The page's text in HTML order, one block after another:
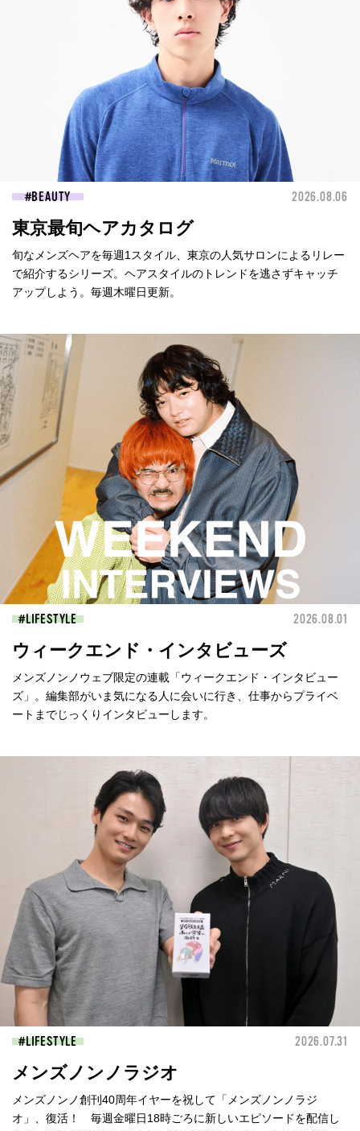
BEAUTY 2026.08.06
東京最旬ヘアカタログ
旬なメンズヘアを毎週1スタイル、東京の人気サロンによるリレー
で紹介するシリーズ。ヘアスタイルのトレンドを逃さずキャッチ
アップしよう。毎週木曜日更新。
LIFESTYLE 2026.08.01
ウィークエンド・インタビューズ
メンズノンノウェブ限定の連載「ウィークエンド・インタビュー
ズ」。編集部がいま気になる人に会いに行き、仕事からプライベ
ートまでじっくりインタビューします。
LIFESTYLE 2026.07.31
メンズノンノラジオ
メンズノンノ創刊40周年イヤーを祝して「メンズノンノラジ
オ」、復活！ 毎週金曜日18時ごろに新しいエピソードを配信し